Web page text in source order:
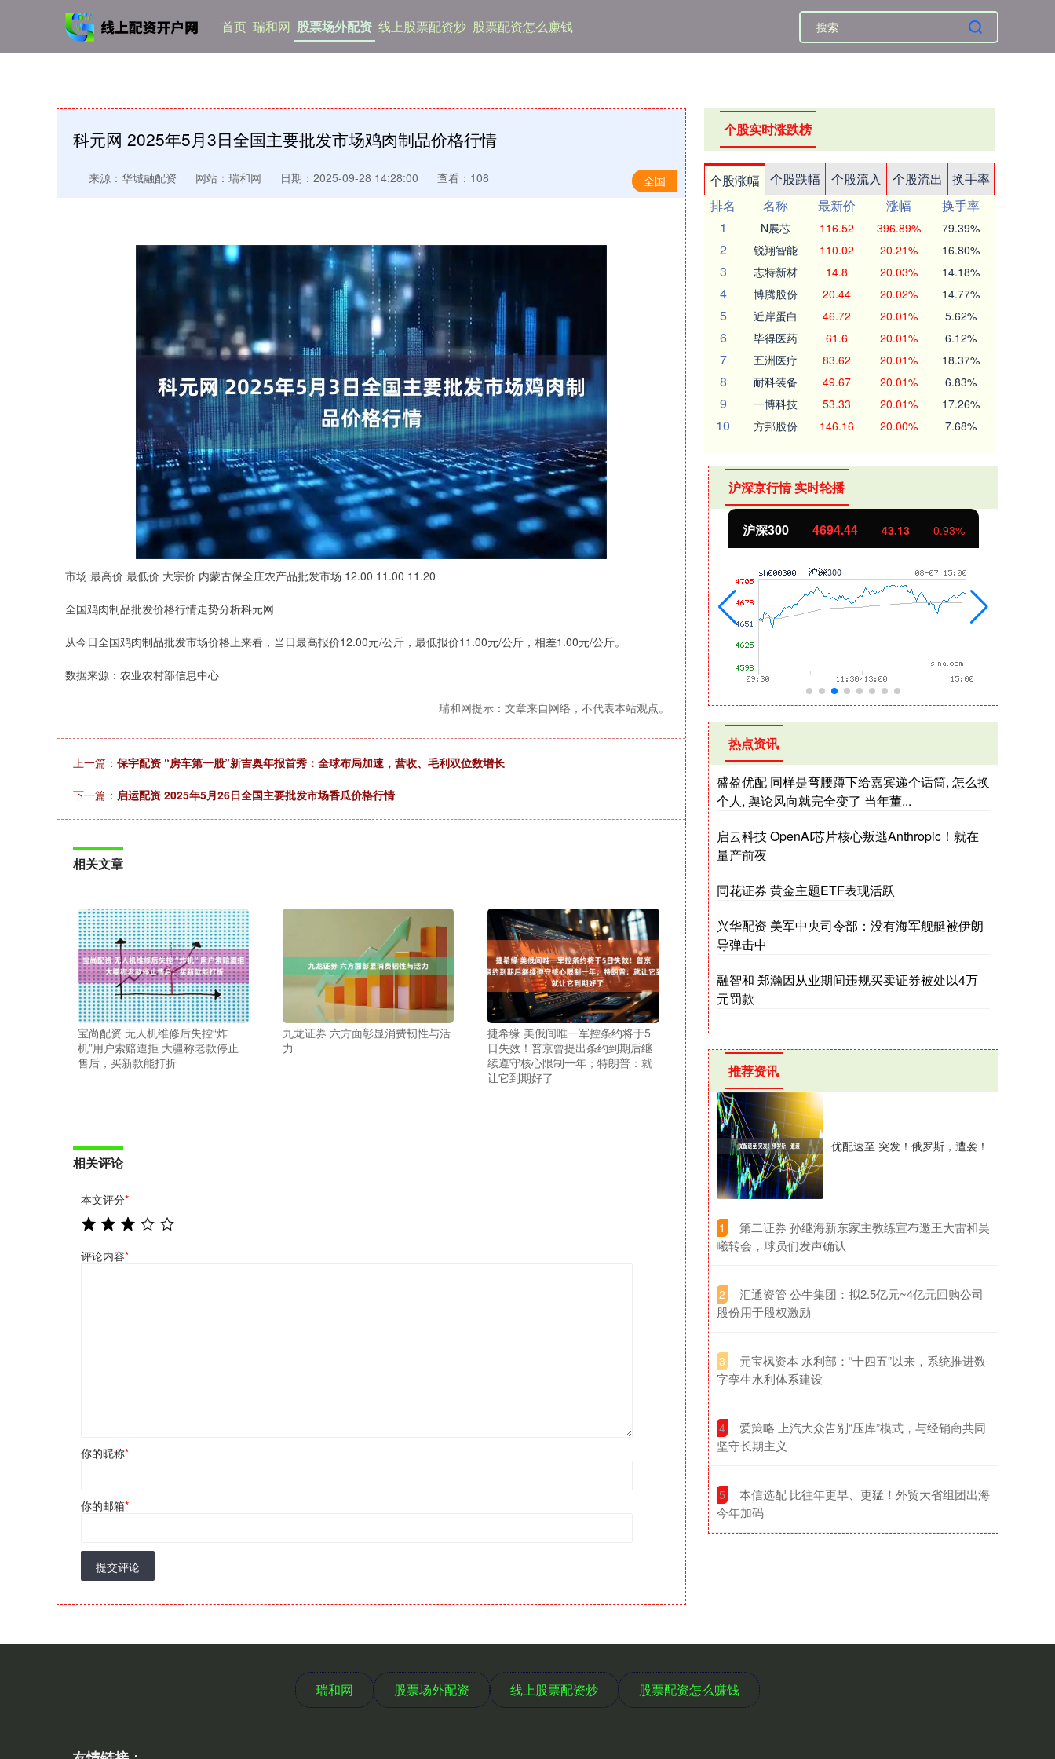
首页 瑞和网 股票场外配资 线上股票配资炒 股票配资怎么赚钱
科元网 2025年5月3日全国主要批发市场鸡肉制品价格行情
全国
来源：华城融配资 网站：瑞和网 日期：2025-09-28 14:28:00 查看：108
市场 最高价 最低价 大宗价 内蒙古保全庄农产品批发市场 12.00 11.00 11.20
全国鸡肉制品批发价格行情走势分析科元网
从今日全国鸡肉制品批发市场价格上来看，当日最高报价12.00元/公斤，最低报价11.00元/公斤，相差1.00元/公斤。
数据来源：农业农村部信息中心
瑞和网提示：文章来自网络，不代表本站观点。
上一篇： 保宇配资 “房车第一股”新吉奥年报首秀：全球布局加速，营收、毛利双位数增长
下一篇： 启运配资 2025年5月26日全国主要批发市场香瓜价格行情
相关文章
宝尚配资 无人机维修后失控“炸
机”用户索赔遭拒 大疆称老款停止
售后，买新款能打折
九龙证券 六方面彰显消费韧性与活
力
捷希缘 美俄间唯一军控条约将于5
日失效！普京曾提出条约到期后继
续遵守核心限制一年；特朗普：就
让它到期好了
相关评论
本文评分*
评论内容*
你的昵称*
你的邮箱*
提交评论
个股实时涨跌榜
个股涨幅 个股跌幅 个股流入 个股流出
换手率
排名
名称 最新价 涨幅
换手率
1
N展芯 116.52 396.89% 79.39%
2 锐翔智能 110.02 20.21% 16.80%
3 志特新材 14.8 20.03% 14.18%
4 博腾股份 20.44 20.02% 14.77%
5 近岸蛋白 46.72 20.01% 5.62%
6 毕得医药 61.6 20.01% 6.12%
7 五洲医疗 83.62 20.01% 18.37%
8 耐科装备 49.67 20.01% 6.83%
9 一博科技 53.33 20.01% 17.26%
10 方邦股份 146.16 20.00% 7.68%
沪深京行情 实时轮播
上证指数 3940.04 39.68 1.02% 深证成指 14311.01 沪深300 4694.44 43.13 0.93%
热点资讯
盛盈优配 同样是弯腰蹲下给嘉宾递个话筒, 怎么换
个人, 舆论风向就完全变了 当年董...
启云科技 OpenAI芯片核心叛逃Anthropic！就在
量产前夜
同花证券 黄金主题ETF表现活跃
兴华配资 美军中央司令部：没有海军舰艇被伊朗
导弹击中
融智和 郑瀚因从业期间违规买卖证券被处以4万
元罚款
推荐资讯
优配速至 突发！俄罗斯，遭袭！
1
​第二证券 孙继海新东家主教练宣布邀王大雷和吴
曦转会，球员们发声确认
2
​汇通资管 公牛集团：拟2.5亿元~4亿元回购公司
股份用于股权激励
3
​元宝枫资本 水利部：“十四五”以来，系统推进数
字孪生水利体系建设
4
​爱策略 上汽大众告别“压库”模式，与经销商共同
坚守长期主义
5
​本信选配 比往年更早、更猛！外贸大省组团出海
今年加码
瑞和网 股票场外配资 线上股票配资炒 股票配资怎么赚钱